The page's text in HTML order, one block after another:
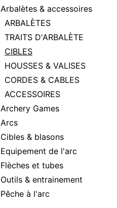
Arbalètes & accessoires
ARBALÈTES
TRAITS D'ARBALÈTE
CIBLES
HOUSSES & VALISES
CORDES & CABLES
ACCESSOIRES
Archery Games
Arcs
Cibles & blasons
Equipement de l'arc
Flèches et tubes
Outils & entrainement
Pêche à l'arc